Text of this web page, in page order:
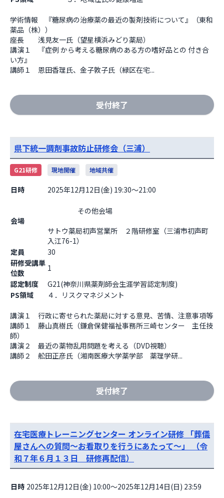
学術情報　『糖尿病の治療薬の最近の製剤技術について』（東和
薬品（株））
座長　　浅見友一氏（望星横浜みどり薬局）
講演１　『症例 から考える糖尿病のある方の嗜好品との 付き合
い方』
講師１　恩田香理氏、金子敦子氏（緑区在宅...
受付終了
県下統一調剤事故防止研修会（三浦）
G21研修 現地開催 地域共催
日時 2025年12月12日(金) 19:30～21:00
会場
サトウ薬局初声営業所　２階研修室（三浦市初声町
入江76-1）
定員
30
研修受講単
位数
1
認定制度
G21(神奈川県薬剤師会生涯学習認定制度)
PS領域
４．リスクマネジメント
講演１　行政に寄せられた薬局に対する意見、苦情、注意事項等
講師１　藤山真樹氏（鎌倉保健福祉事務所三崎センター　主任技
師）
講演２　最近の薬物乱用問題を考える（DVD視聴）
講師２　舩田正彦氏（湘南医療大学薬学部　薬理学研...
受付終了
在宅医療トレーニングセンター オンライン研修 「葬儀
屋さんへの質問～お看取りを行うにあたって～」 （令
和７年６月１３日 研修再配信）
日時 2025年12月12日(金) 10:00～2025年12月14日(日) 23:59